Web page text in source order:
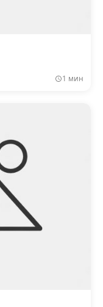
1 мин